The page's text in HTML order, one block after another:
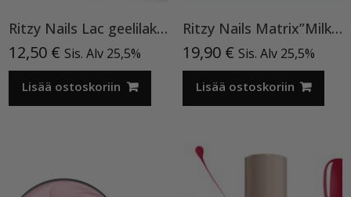
Ritzy Nails Lac geelilakka ”Neon Yellow”119 , 9ml TPO vapaa
12,50 € Sis. Alv 25,5%
Lisää ostoskoriin
Ritzy Nails Matrix”Milky Rose” rakennegeeli, 04 9ml, Bottle builder gel
19,90 € Sis. Alv 25,5%
Lisää ostoskoriin